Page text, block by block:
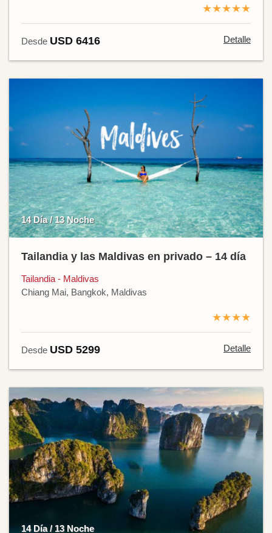
★★★★★
Desde USD 6416 Detalle
14 Día / 13 Noche
Tailandia y las Maldivas en privado – 14 día
Tailandia - Maldivas
Chiang Mai, Bangkok, Maldivas
★★★★
Desde USD 5299 Detalle
14 Día / 13 Noche